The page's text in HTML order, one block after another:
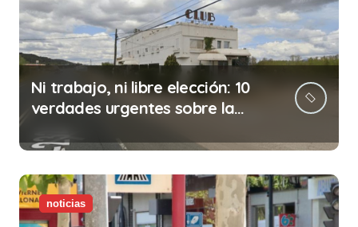
Ni trabajo, ni libre elección: 10
verdades urgentes sobre la
noticias